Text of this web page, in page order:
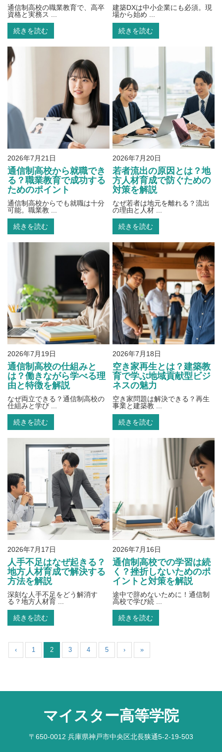
通信制高校の職業教育で、高卒
資格と実務ス ...
続きを読む
建築DXは中小企業にも必須。現
場から始め ...
続きを読む
2026年7月21日
通信制高校から就職でき
る？職業教育で成功する
ためのポイント
通信制高校からでも就職は十分
可能。職業教 ...
続きを読む
2026年7月20日
若者流出の原因とは？地
方人材育成で防ぐための
対策を解説
なぜ若者は地元を離れる？流出
の理由と人材 ...
続きを読む
2026年7月19日
通信制高校の仕組みと
は？働きながら学べる理
由と特徴を解説
なぜ両立できる？通信制高校の
仕組みと学び ...
続きを読む
2026年7月18日
空き家再生とは？建築教
育で学ぶ地域貢献型ビジ
ネスの魅力
空き家問題は解決できる？再生
事業と建築教 ...
続きを読む
2026年7月17日
人手不足はなぜ起きる？
地方人材育成で解決する
方法を解説
深刻な人手不足をどう解消す
る？地方人材育 ...
続きを読む
2026年7月16日
通信制高校での学習は続
く？挫折しないためのポ
イントと対策を解説
途中で辞めないために！通信制
高校で学び続 ...
続きを読む
‹ 1 2 3 4 5 › »
マイスター高等学院
〒650-0012 兵庫県神戸市中央区北長狭通5-2-19-503